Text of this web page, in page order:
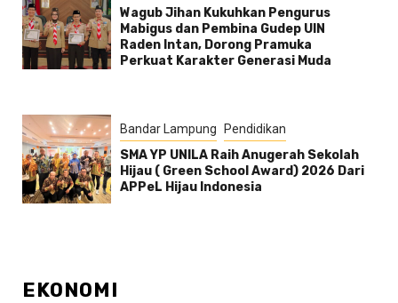
Wagub Jihan Kukuhkan Pengurus
Mabigus dan Pembina Gudep UIN
Raden Intan, Dorong Pramuka
Perkuat Karakter Generasi Muda
Bandar Lampung Pendidikan
SMA YP UNILA Raih Anugerah Sekolah
Hijau ( Green School Award) 2026 Dari
APPeL Hijau Indonesia
EKONOMI